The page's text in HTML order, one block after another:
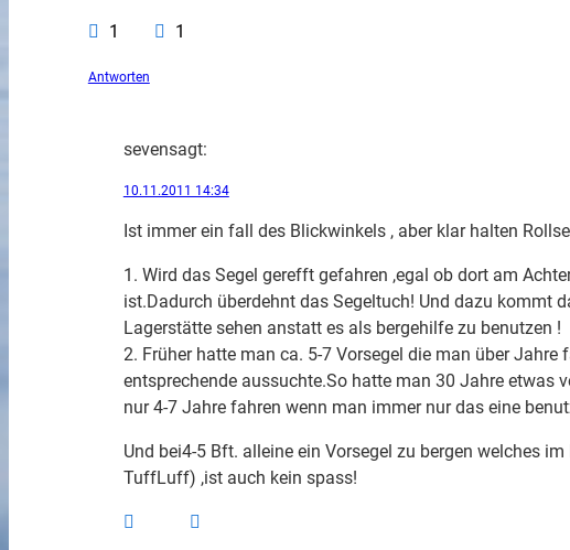
1 1
Antworten
sevensagt:
10.11.2011 14:34
Ist immer ein fall des Blickwinkels , aber klar halten
1. Wird das Segel gerefft gefahren ,egal ob dort am
ist.Dadurch überdehnt das Segeltuch! Und dazu kommt
Lagerstätte sehen anstatt es als bergehilfe zu benutzen !
2. Früher hatte man ca. 5-7 Vorsegel die man über
entsprechende aussuchte.So hatte man 30 Jahre etwas
nur 4-7 Jahre fahren wenn man immer nur das eine
Und bei4-5 Bft. alleine ein Vorsegel zu bergen welches
TuffLuff) ,ist auch kein spass!